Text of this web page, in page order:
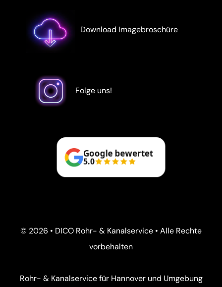
Download Imagebroschüre
Folge uns!
Google bewertet
5.0
© 2026 • DICO Rohr- & Kanalservice • Alle Rechte
vorbehalten
Rohr- & Kanalservice für Hannover und Umgebung